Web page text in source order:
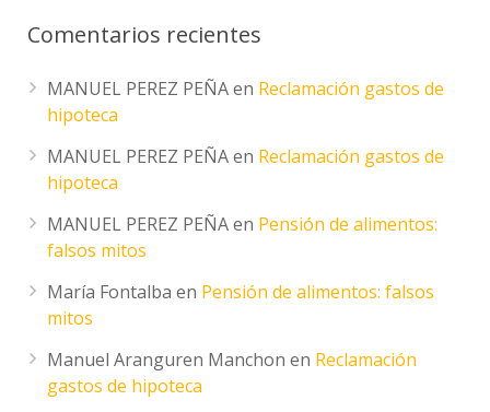
Comentarios recientes
MANUEL PEREZ PEÑAen Reclamación gastos de
hipoteca
MANUEL PEREZ PEÑAen Reclamación gastos de
hipoteca
MANUEL PEREZ PEÑAen Pensión de alimentos:
falsos mitos
María Fontalba en Pensión de alimentos: falsos
mitos
Manuel Aranguren Manchon en Reclamación
gastos de hipoteca